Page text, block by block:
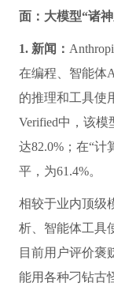
面：大模型“诸
1. 新闻：
在编程、智能体
的推理和工具使
Verified中，该模
达82.0%；在“计
平，为61.4%。
相较于业内顶级
析、智能体工具
目前用户评价褒
能用各种刁钻古